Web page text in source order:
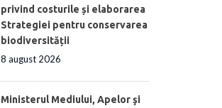
privind costurile și elaborarea
Strategiei pentru conservarea
biodiversității
8 august 2026
Ministerul Mediului, Apelor şi